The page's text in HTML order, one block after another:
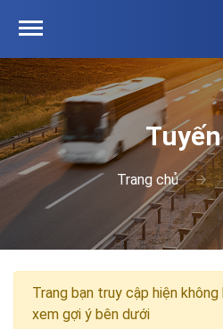
Trang chủ
Trang bạn truy cập hiện
xem gợi ý bên dưới